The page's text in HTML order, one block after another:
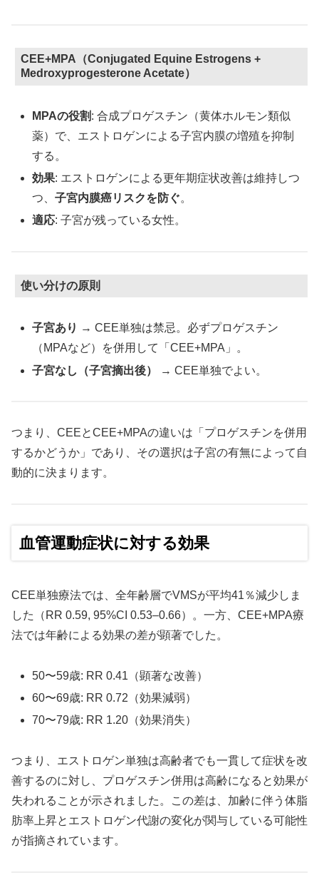
CEE+MPA（Conjugated Equine Estrogens +
Medroxyprogesterone Acetate）
MPAの役割: 合成プロゲスチン（黄体ホルモン類似
薬）で、エストロゲンによる子宮内膜の増殖を抑制
する。
効果: エストロゲンによる更年期症状改善は維持しつ
つ、子宮内膜癌リスクを防ぐ。
適応: 子宮が残っている女性。
使い分けの原則
子宮あり → CEE単独は禁忌。必ずプロゲスチン
（MPAなど）を併用して「CEE+MPA」。
子宮なし（子宮摘出後）
→ CEE単独でよい。
つまり、CEEとCEE+MPAの違いは「プロゲスチンを併用
するかどうか」であり、その選択は子宮の有無によって自
動的に決まります。
血管運動症状に対する効果
CEE単独療法では、全年齢層でVMSが平均41％減少しま
した（RR 0.59, 95%CI 0.53–0.66）。一方、CEE+MPA療
法では年齢による効果の差が顕著でした。
50〜59歳: RR 0.41（顕著な改善）
60〜69歳: RR 0.72（効果減弱）
70〜79歳: RR 1.20（効果消失）
つまり、エストロゲン単独は高齢者でも一貫して症状を改
善するのに対し、プロゲスチン併用は高齢になると効果が
失われることが示されました。この差は、加齢に伴う体脂
肪率上昇とエストロゲン代謝の変化が関与している可能性
が指摘されています。